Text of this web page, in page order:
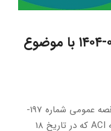
ابطال مناقصه شماره ۱۹۷-۰۶-۱۴۰۴ با موضوع
بدین وسیله به استحضار می‌رساند، مناقصه عمومی شماره 197-
06-1404 با موضوع خرید تجهیزات شبکه ACI که در تاریخ 18